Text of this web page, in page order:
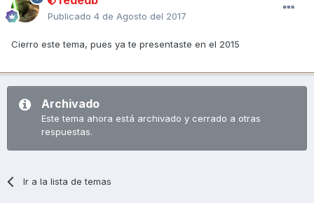
Publicado 4 de Agosto del 2017
Cierro este tema, pues ya te presentaste en el 2015
Archivado
Este tema ahora está archivado y cerrado a otras
respuestas.
Ir a la lista de temas